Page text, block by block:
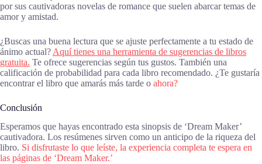
por sus cautivadoras novelas de romance que suelen abarcar temas de
amor y amistad.
¿Buscas una buena lectura que se ajuste perfectamente a tu estado de
ánimo actual? Aquí tienes una herramienta de sugerencias de libros
gratuita. Te ofrece sugerencias según tus gustos. También una
calificación de probabilidad para cada libro recomendado. ¿Te gustaría
encontrar el libro que amarás más tarde o ahora?
Conclusión
Esperamos que hayas encontrado esta sinopsis de ‘Dream Maker’
cautivadora. Los resúmenes sirven como un anticipo de la riqueza del
libro. Si disfrutaste lo que leíste, la experiencia completa te espera en
las páginas de ‘Dream Maker.’